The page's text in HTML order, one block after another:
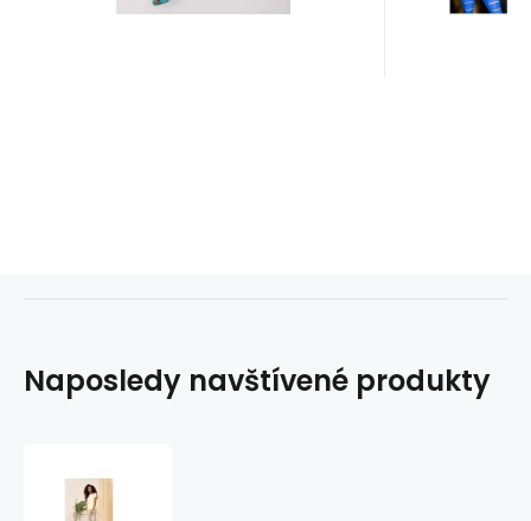
Naposledy navštívené produkty